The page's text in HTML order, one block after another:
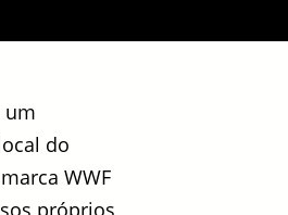
um
do
WWF
próprios